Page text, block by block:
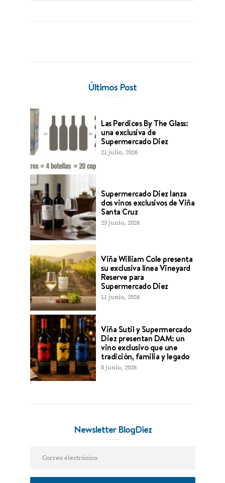
Últimos Post
Las Perdices By The Glass:
una exclusiva de
Supermercado Diez
21 julio, 2026
Supermercado Diez lanza
dos vinos exclusivos de Viña
Santa Cruz
23 junio, 2026
Viña William Cole presenta
su exclusiva línea Vineyard
Reserve para
Supermercado Diez
11 junio, 2026
Viña Sutil y Supermercado
Diez presentan DAM: un
vino exclusivo que une
tradición, familia y legado
8 junio, 2026
Newsletter BlogDiez